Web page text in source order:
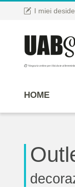
I miei
"Negozio online per il fai da te al
HOME